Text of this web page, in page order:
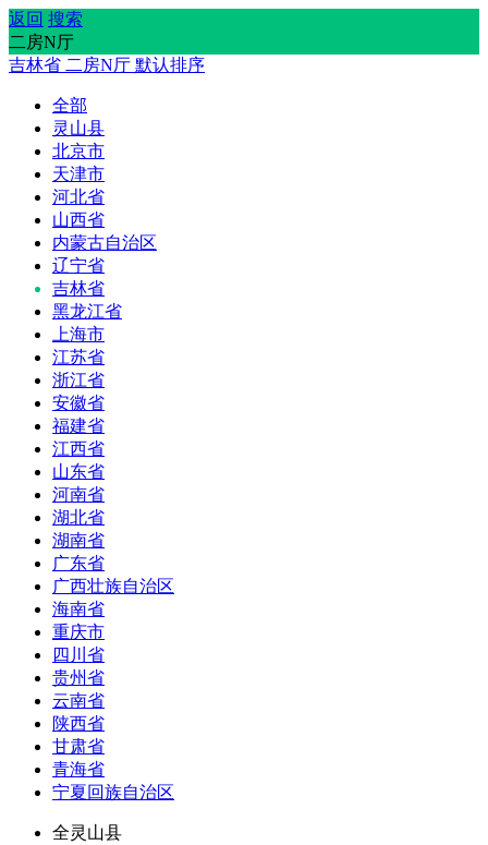
返回 搜索
二房N厅
吉林省 二房N厅 默认排序
全部
灵山县
北京市
天津市
河北省
山西省
内蒙古自治区
辽宁省
吉林省
黑龙江省
上海市
江苏省
浙江省
安徽省
福建省
江西省
山东省
河南省
湖北省
湖南省
广东省
广西壮族自治区
海南省
重庆市
四川省
贵州省
云南省
陕西省
甘肃省
青海省
宁夏回族自治区
全灵山县